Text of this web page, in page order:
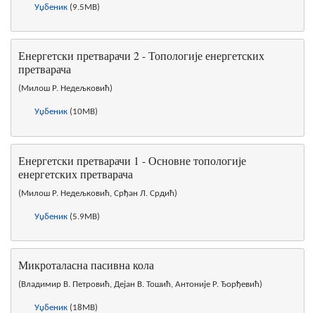
Уџбеник (9.5MB)
Енергетски претварачи 2 - Топологије енергетских
претварача
(Милош Р. Недељковић)
Уџбеник (10MB)
Енергетски претварачи 1 - Основне топологије
енергетских претварача
(Милош Р. Недељковић, Срђан Л. Срдић)
Уџбеник (5.9MB)
Микроталасна пасивна кола
(Владимир В. Петровић, Дејан В. Тошић, Антоније Р. Ђорђевић)
Уџбеник (18MB)